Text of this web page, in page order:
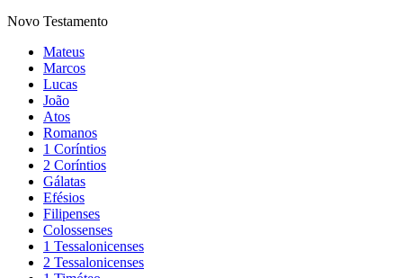
Novo Testamento
Mateus
Marcos
Lucas
João
Atos
Romanos
1 Coríntios
2 Coríntios
Gálatas
Efésios
Filipenses
Colossenses
1 Tessalonicenses
2 Tessalonicenses